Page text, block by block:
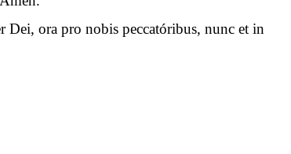
Dei, ora pro nobis peccatóribus, nunc et in